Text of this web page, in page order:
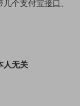
几个支付宝接口 、
人无关